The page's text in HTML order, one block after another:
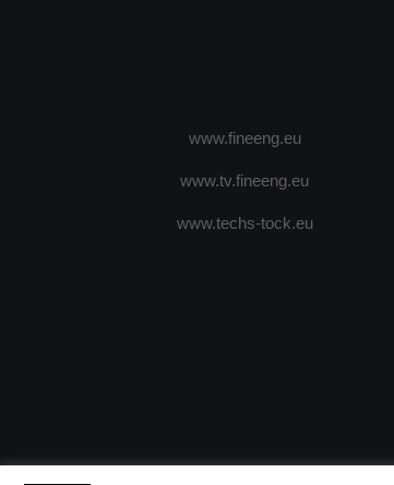
www.fineeng.eu
www.tv.fineeng.eu
www.techs-tock.eu